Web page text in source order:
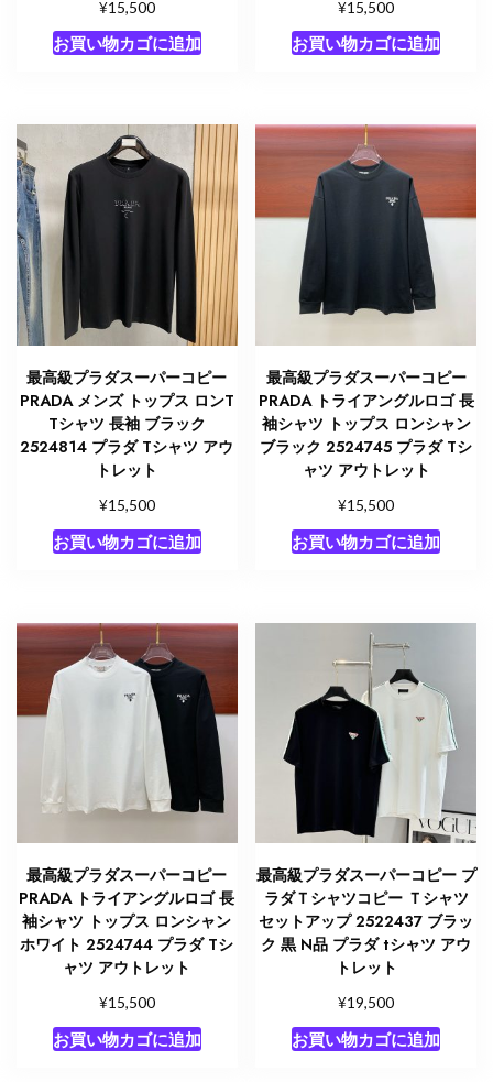
¥15,500
お買い物カゴに追加
¥15,500
お買い物カゴに追加
最高級プラダスーパーコピー
PRADA メンズ トップス ロンT
Tシャツ 長袖 ブラック
2524814 プラダ Tシャツ アウ
トレット
¥15,500
お買い物カゴに追加
最高級プラダスーパーコピー
PRADA トライアングルロゴ 長
袖シャツ トップス ロンシャン
ブラック 2524745 プラダ Tシ
ャツ アウトレット
¥15,500
お買い物カゴに追加
最高級プラダスーパーコピー
PRADA トライアングルロゴ 長
袖シャツ トップス ロンシャン
ホワイト 2524744 プラダ Tシ
ャツ アウトレット
¥15,500
お買い物カゴに追加
最高級プラダスーパーコピー プ
ラダＴシャツコピー Ｔシャツ
セットアップ 2522437 ブラッ
ク 黒 N品 プラダ tシャツ アウ
トレット
¥19,500
お買い物カゴに追加